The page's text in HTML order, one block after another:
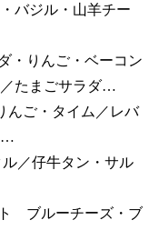
バジル・山羊チー
・りんご・ベーコン
たまごサラダ…
ご・タイム／レバ
…
／仔牛タン・サル
ト ブルーチーズ・ブ